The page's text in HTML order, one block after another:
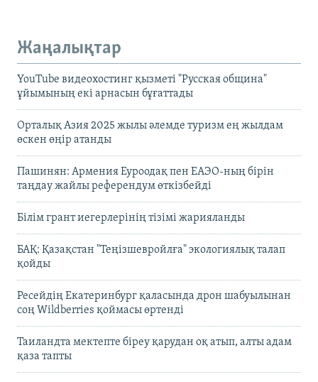
Жаңалықтар
YouTube видеохостинг қызметі "Русская община"
ұйымының екі арнасын бұғаттады
Орталық Азия 2025 жылы әлемде туризм ең жылдам
өскен өңір атанды
Пашинян: Армения Еуроодақ пен ЕАЭО-ның бірін
таңдау жайлы референдум өткізбейді
Білім грант иегерлерінің тізімі жарияланды
БАҚ: Қазақстан "Теңізшевройлға" экологиялық талап
қойды
Ресейдің Екатеринбург қаласында дрон шабуылынан
соң Wildberries қоймасы өртенді
Таиландта мектепте біреу қарудан оқ атып, алты адам
қаза тапты